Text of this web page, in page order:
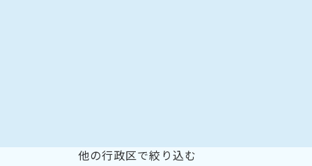
他の行政区で絞り込む